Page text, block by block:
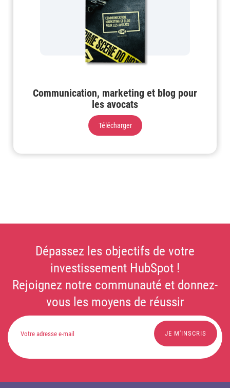
Communication, marketing et blog pour
les avocats
Télécharger
Dépassez les objectifs de votre
investissement HubSpot !
Rejoignez notre communauté et donnez-
vous les moyens de réussir